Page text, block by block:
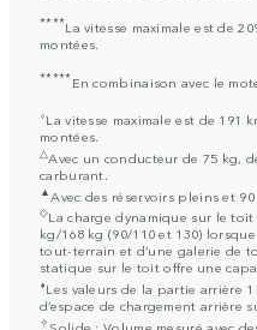
****La vitesse maximale est de
montées.
*****En combinaison avec le
⬨La vitesse maximale est de 191
montées.
△Avec un conducteur de 75 kg,
carburant.
▲Avec des réservoirs pleins et
◇La charge dynamique sur le
kg/168 kg (90/110 et 130)
tout-terrain et d’une galerie de
statique sur le toit offre une
⬧Les valeurs de la partie arrière
d’espace de chargement arrière
✧Solide : Volume mesuré avec